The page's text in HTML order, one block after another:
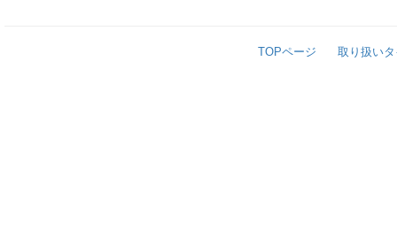
TOPページ 取り扱い